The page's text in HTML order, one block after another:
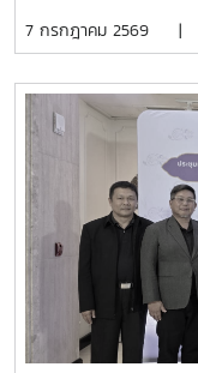
ณ ห้องประชุมรวงผึ้ง
มหาวิทยาลัยแม่โจ้ ปร
ประธานการประชุม แ
ผู้อำนวยการ อพ.ส
ผู้ช่วยผู้อำนวยการ อ
ร่วมการประชุม โดย
ศูนย์ประสานงาน อพ.
ธาราฉาย รองผู้อำนว
มหาวิทยาลัยแม่โจ้ ห
ประชุมครั้งนี้มีคณะกร
ประกอบด้วย รองอธิ
7 กรกฎาคม 2569